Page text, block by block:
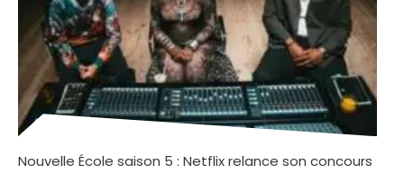
Nouvelle École saison 5 : Netflix relance son concours